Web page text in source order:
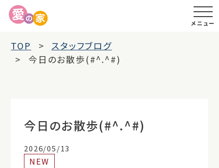
メニュー
TOP
スタッフブログ
今日のお散歩(#^.^#)
今日のお散歩(#^.^#)
2026/05/13
NEW